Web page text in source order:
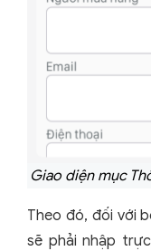
Giao diện mục
Theo đó, đối với
sẽ phải nhập